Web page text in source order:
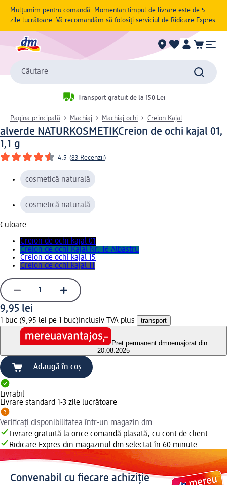
Mulțumim pentru comandă. Momentan timpul de livrare este de 5
zile lucrătoare. Vă recomandăm să folosiți serviciul de Ridicare Expres
Căutare
Transport gratuit de la 150 Lei
Pagina principală Machiaj Machiaj ochi Creion Kajal
alverde NATURKOSMETIKCreion de ochi kajal 01,
1,1 g
4.5 (83 Recenzii)
cosmetică naturală
cosmetică naturală
Culoare
Creion de ochi kajal 01
Creion de ochi Kajal Nr. 16 Albastru
Creion de ochi kajal 15
Creion de ochi kajal 11
9,95 lei
1 buc (9,95 lei pe 1 buc) Inclusiv TVA plus transport
Preț permanent dmnemajorat din
20.08.2025
Adaugă în coș
Livrabil
Livrare standard 1-3 zile lucrătoare
Verificați disponibilitatea într-un magazin dm
Livrare gratuită la orice comandă plasată, cu cont de client
Ridicare Expres din magazinul dm selectat în 60 minute.
Convenabil cu fiecare achiziție